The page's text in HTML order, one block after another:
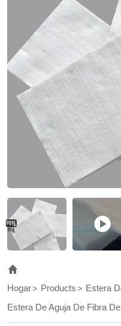
spread
continuously
at
a
uniform
thickness,
processed
into
a
heat-
resistant
blanket
by
needling
Hogar Products
Estera
Estera De Aguja De Fibra